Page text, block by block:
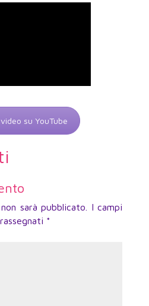
su YouTube
sarà pubblicato.
I campi
*